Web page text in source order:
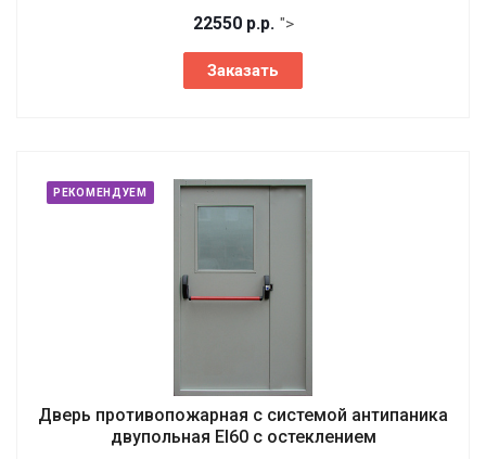
22550 р.р. ">
Заказать
РЕКОМЕНДУЕМ
Дверь противопожарная с системой антипаника
двупольная EI60 с остеклением